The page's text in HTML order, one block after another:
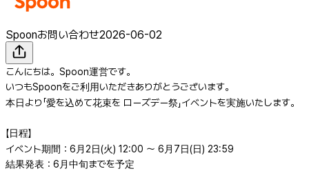
Spoonお問い合わせ2026-06-02
こんにちは。Spoon運営です。
いつもSpoonをご利用いただきありがとうございます。
本日より「愛を込めて花束を ローズデー祭」イベントを実施いたします。
【日程】
イベント期間：6月2日(火) 12:00 ～ 6月7日(日) 23:59
結果発表：6月中旬までを予定